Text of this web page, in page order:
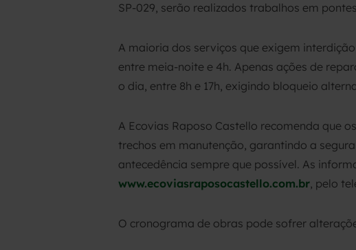
SP-029, serão realizados trabalhos em
A maioria dos serviços que exigem
entre meia-noite e 4h. Apenas ações de
o dia, entre 8h e 17h, exigindo bloqueio
A Ecovias Raposo Castello recomenda que
trechos em manutenção, garantindo a
antecedência sempre que possível. As
www.ecoviasraposocastello.com.br, pelo
O cronograma de obras pode sofrer